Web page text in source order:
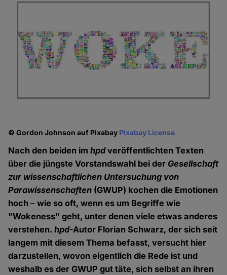
© Gordon Johnson auf Pixabay Pixabay License
Nach den beiden imhpdveröffentlichten Texten
über die jüngste Vorstandswahl bei der Gesellschaft
zur wissenschaftlichen Untersuchung von
Parawissenschaften (GWUP) kochen die Emotionen
hoch–wie so oft, wenn es um Begriffe wie
"Wokeness" geht, unter denen viele etwas anderes
verstehen.hpd-Autor Florian Schwarz, der sich seit
langem mit diesem Thema befasst, versucht hier
darzustellen, wovon eigentlich die Rede ist und
weshalb es der GWUP gut täte, sich selbst an ihren